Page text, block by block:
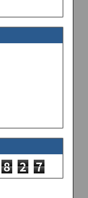
8 2 7